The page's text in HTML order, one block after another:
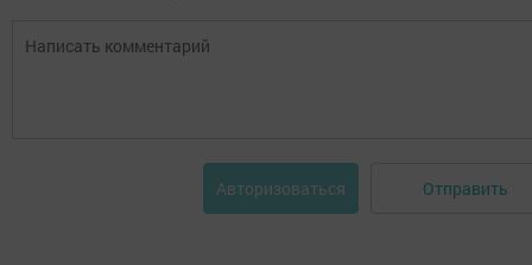
Авторизоваться Отправить